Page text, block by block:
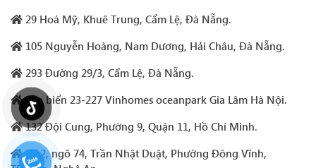
29 Hoá Mỹ, Khuê Trung, Cẩm Lệ, Đà Nẵng.
105 Nguyễn Hoàng, Nam Dương, Hải Châu, Đà Nẵng.
293 Đường 29/3, Cẩm Lệ, Đà Nẵng.
Sao biển 23-227 Vinhomes oceanpark Gia Lâm Hà Nội.
132 Đội Cung, Phường 9, Quận 11, Hồ Chí Minh.
Số 2, ngõ 74, Trần Nhật Duật, Phường Đông Vĩnh,